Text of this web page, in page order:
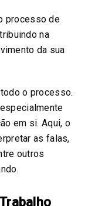
processo de
na
da sua
o processo.
em si. Aqui, o
as falas,
outros